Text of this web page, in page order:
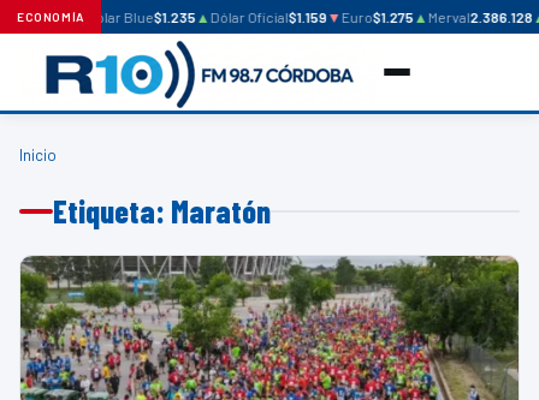
ECONOMÍA Dólar Blue$1.235▲ Dólar Oficial$1.159▼Euro$1.275▲ Merval2.386.128
Inicio
Etiqueta: Maratón